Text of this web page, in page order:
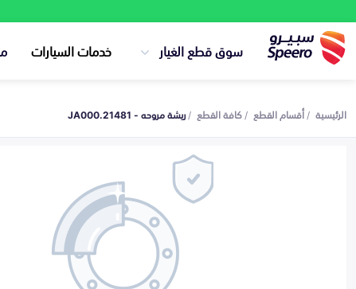
سوق قطع الغيار خدمات السيارات
الرئيسية أقسام القطع كافة القطع ريشة مروحه - 21481.JA000